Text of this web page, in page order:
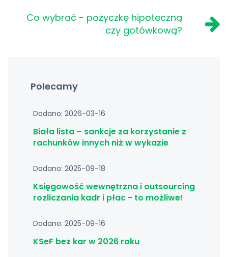
Co wybrać - pożyczkę hipoteczną
czy gotówkową?
Polecamy
Dodano: 2026-03-16
Biała lista – sankcje za korzystanie z
rachunków innych niż w wykazie
Dodano: 2025-09-18
Księgowość wewnętrzna i outsourcing
rozliczania kadr i płac - to możliwe!
Dodano: 2025-09-16
KSeF bez kar w 2026 roku